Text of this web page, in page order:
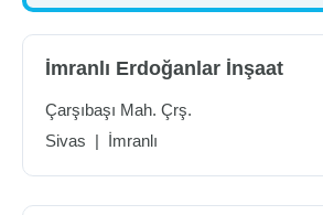
İmranlı Erdoğanlar İnşaat
Çarşıbaşı Mah. Çrş.
Sivas | İmranlı